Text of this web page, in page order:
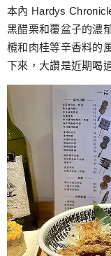
本內 Hardys
黑醋栗和覆盆子的濃
欖和肉桂等辛香料的
下來，大讚是近期喝